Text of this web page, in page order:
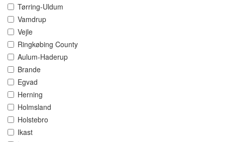
Tørring-Uldum
Vamdrup
Vejle
Ringkøbing County
Aulum-Haderup
Brande
Egvad
Herning
Holmsland
Holstebro
Ikast